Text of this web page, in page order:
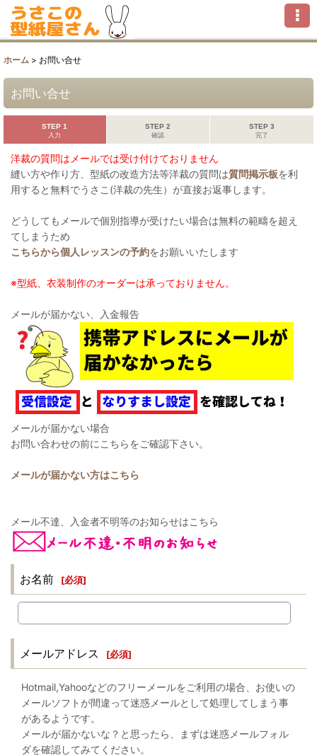
ホーム > お問い合せ
お問い合せ
STEP 1
入力
STEP 2
確認
STEP 3
完了
洋裁の質問はメールでは受け付けておりません
縫い方や作り方、型紙の改造方法等洋裁の質問は質問掲示板を利
用すると無料でうさこ(洋裁の先生）が直接お返事します。
どうしてもメールで個別指導が受けたい場合は無料の範疇を超え
てしまうため
こちらから個人レッスンの予約をお願いいたします
※型紙、衣装制作のオーダーは承っておりません。
メールが届かない、入金報告
メールが届かない場合
お問い合わせの前にこちらをご確認下さい。
メールが届かない方はこちら
メール不達、入金者不明等のお知らせはこちら
お名前 [必須]
メールアドレス [必須]
Hotmail,Yahooなどのフリーメールをご利用の場合、お使いの
メールソフトが間違って迷惑メールとして処理してしまう事
があるようです。
メールが届かないな？と思ったら、まずは迷惑メールフォル
ダを確認してみてください。